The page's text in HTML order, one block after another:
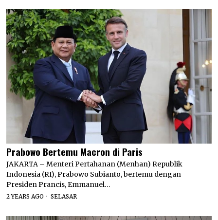
Prabowo Bertemu Macron di Paris
JAKARTA – Menteri Pertahanan (Menhan) Republik
Indonesia (RI), Prabowo Subianto, bertemu dengan
Presiden Prancis, Emmanuel…
2 YEARS AGO SELASAR